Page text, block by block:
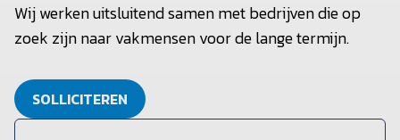
Wij werken uitsluitend samen met bedrijven die op
zoek zijn naar vakmensen voor de lange termijn.
SOLLICITEREN